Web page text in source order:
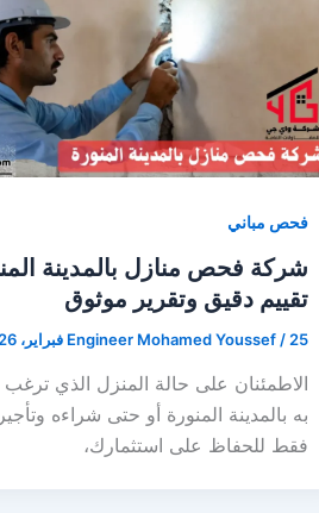
فحص مباني
شركة فحص منازل بالمدينة
تقييم دقيق وتقرير موثوق
Engineer Mohamed Youssef / 25 فبراير، 2026
الاطمئنان على حالة المنزل الذي ترغب
به بالمدينة المنورة أو حتى شراءه
فقط للحفاظ على استثمارك،